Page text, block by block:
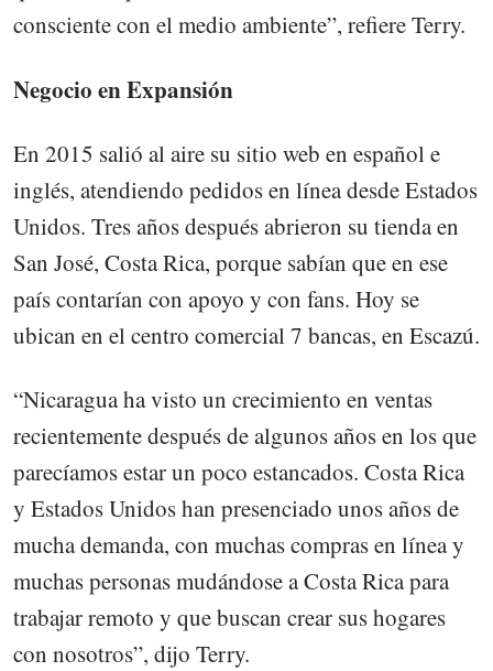
consciente con el medio ambiente”, refiere Terry.
Negocio en Expansión
En 2015 salió al aire su sitio web en español e
inglés, atendiendo pedidos en línea desde Estados
Unidos. Tres años después abrieron su tienda en
San José, Costa Rica, porque sabían que en ese
país contarían con apoyo y con fans. Hoy se
ubican en el centro comercial 7 bancas, en Escazú.
“Nicaragua ha visto un crecimiento en ventas
recientemente después de algunos años en los que
parecíamos estar un poco estancados. Costa Rica
y Estados Unidos han presenciado unos años de
mucha demanda, con muchas compras en línea y
muchas personas mudándose a Costa Rica para
trabajar remoto y que buscan crear sus hogares
con nosotros”, dijo Terry.